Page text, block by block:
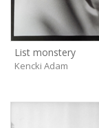
List monstery
Kencki Adam